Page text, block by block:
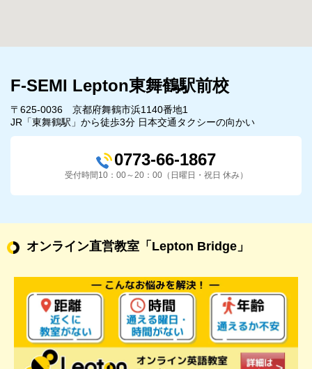
F-SEMI Lepton東舞鶴駅前校
〒625-0036 京都府舞鶴市浜1140番地1
JR「東舞鶴駅」から徒歩3分 日本交通タクシーの向かい
0773-66-1867
受付時間10：00～20：00（日曜日・祝日 休み）
オンライン直営教室 「Lepton Bridge」